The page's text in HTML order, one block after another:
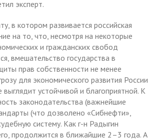
эксперт.
в котором развивается российская
на то, что, несмотря на некоторые
и гражданских свобод
вмешательство государства в
прав собственности не менее
для экономического развития России
устойчивой и благоприятной. К
законодательства (важнейшие
(что дозволено «Сибнефти»,
систему. Как г-н Радыгин
продолжится в ближайшие 2–3 года. А